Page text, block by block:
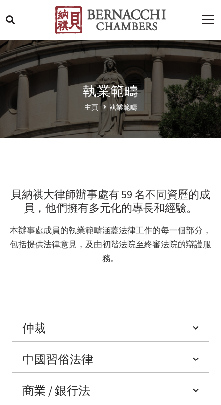
執業範疇
主頁 執業範疇
貝納祺大律師辦事處有 59 名不同資歷的成
員，他們擁有多元化的專長和經驗。
本辦事處成員的執業範疇涵蓋法律工作的每一個部分，
包括提供法律意見，及由初階法院至終審法院的辯護服
務。
仲裁
中國習俗法律
商業 / 銀行法